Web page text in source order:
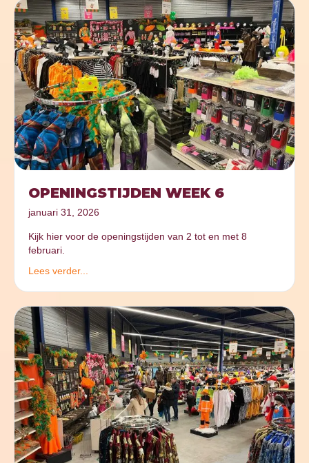
OPENINGSTIJDEN WEEK 6
januari 31, 2026
Kijk hier voor de openingstijden van 2 tot en met 8
februari.
Lees verder...